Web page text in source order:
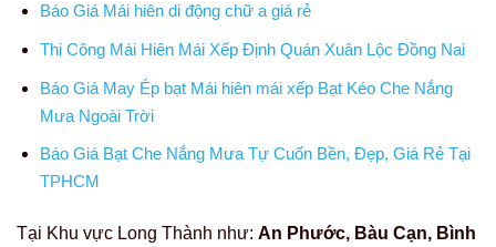
Báo Giá Mái hiên di động chữ a giá rẻ
Thi Công Mái Hiên Mái Xếp Định Quán Xuân Lộc Đồng Nai
Báo Giá May Ép bạt Mái hiên mái xếp Bạt Kéo Che Nắng
Mưa Ngoài Trời
Báo Giá Bạt Che Nắng Mưa Tự Cuốn Bền, Đẹp, Giá Rẻ Tại
TPHCM
Tại Khu vực Long Thành như: An Phước, Bàu Cạn, Bình